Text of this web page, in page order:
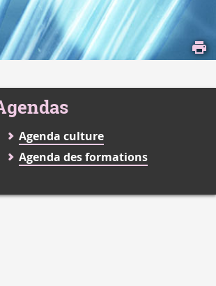
Agenda culture
Agenda des formations